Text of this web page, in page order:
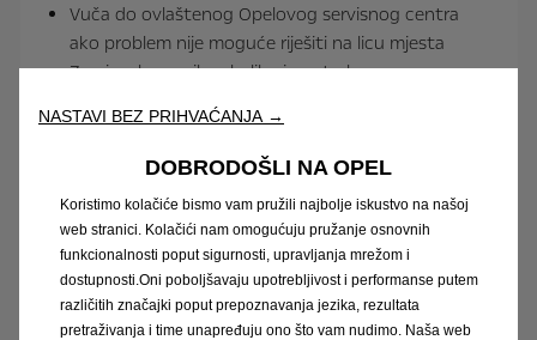
Vuča do ovlaštenog Opelovog servisnog centra
ako problem nije moguće riješiti na licu mjesta
Zamjensko vozilo, ukoliko je potrebno
vlakom ili avionom
Besplatna vuča do vašeg doma (do 30 km) ili do
NASTAVI BEZ PRIHVAĆANJA →
DOBRODOŠLI NA OPEL
Koristimo kolačiće bismo vam pružili najbolje iskustvo na našoj
web stranici. Kolačići nam omogućuju pružanje osnovnih
funkcionalnosti poput sigurnosti, upravljanja mrežom i
dostupnosti.Oni poboljšavaju upotrebljivost i performanse putem
različitih značajki poput prepoznavanja jezika, rezultata
pretraživanja i time unapređuju ono što vam nudimo. Naša web